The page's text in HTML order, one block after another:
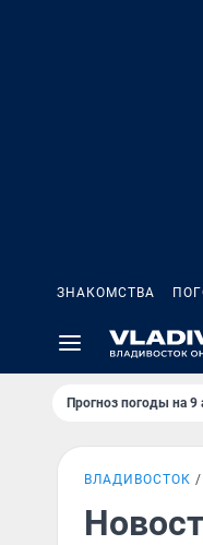
ЗНАКОМСТВА
Прогноз погоды на 9
ВЛАДИВОСТОК